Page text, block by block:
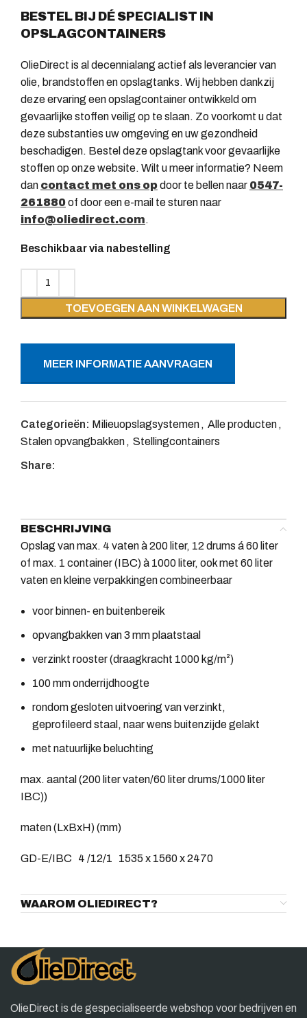
BESTEL BIJ DÉ SPECIALIST IN
OPSLAGCONTAINERS
OlieDirect is al decennialang actief als leverancier van
olie, brandstoffen en opslagtanks. Wij hebben dankzij
deze ervaring een opslagcontainer ontwikkeld om
gevaarlijke stoffen veilig op te slaan. Zo voorkomt u dat
deze substanties uw omgeving en uw gezondheid
beschadigen. Bestel deze opslagtank voor gevaarlijke
stoffen op onze website. Wilt u meer informatie? Neem
dan contact met ons opdoor te bellen naar 0547-
261880of door een e-mail te sturen naar
info@oliedirect.com.
Beschikbaar via nabestelling
TOEVOEGEN AAN WINKELWAGEN
MEER INFORMATIE AANVRAGEN
Categorieën: Milieuopslagsystemen , Alle producten ,
Stalen opvangbakken , Stellingcontainers
Share:
BESCHRIJVING
Opslag van max. 4 vaten à 200 liter, 12 drums á 60 liter
of max. 1 container (IBC) à 1000 liter, ook met 60 liter
vaten en kleine verpakkingen combineerbaar
voor binnen- en buitenbereik
opvangbakken van 3 mm plaatstaal
verzinkt rooster (draagkracht 1000 kg/m²)
100 mm onderrijdhoogte
rondom gesloten uitvoering van verzinkt,
geprofileerd staal, naar wens buitenzijde gelakt
met natuurlijke beluchting
max. aantal (200 liter vaten/60 liter drums/1000 liter
IBC))
maten (LxBxH) (mm)
GD-E/IBC 4 /12/1 1535 x 1560 x 2470
WAAROM OLIEDIRECT?
OlieDirect is de gespecialiseerde webshop voor bedrijven en